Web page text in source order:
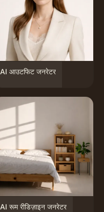
AI आउटफिट जनरेटर
AI रूम रीडिज़ाइन जनरेटर